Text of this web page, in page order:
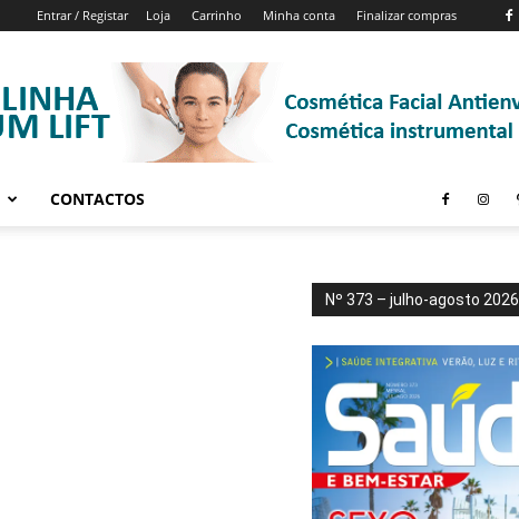
Entrar / Registar Loja Carrinho Minha conta Finalizar compras
CONTACTOS
Nº 373 – julho-agosto 2026